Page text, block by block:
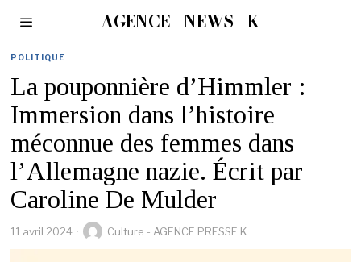
AGENCE - NEWS - K
POLITIQUE
La pouponnière d’Himmler :
Immersion dans l’histoire
méconnue des femmes dans
l’Allemagne nazie. Écrit par
Caroline De Mulder
11 avril 2024 Culture - AGENCE PRESSE K